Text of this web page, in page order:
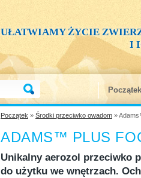
UŁATWIAMY ŻYCIE
I
Początek
Początek » Środki przeciwko owadom »
ADAMS™ PLUS
Unikalny aerozol przeciwko
do użytku we wnętrzach.